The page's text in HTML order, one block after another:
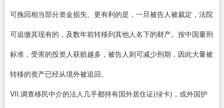
可挽回相当部分资金损失。更有利的是，一旦被告人被裁定，法院
可追缴其现有的，及数年前转移到其他人名下的财产。按中国量刑
标准，受害的投资人获赔越多，被告人则可减少刑期，因此大量被
转移的资产已经从境外被追回。
VII.调查移民中介的法人几乎都持有国外居住证(绿卡)，或外国护